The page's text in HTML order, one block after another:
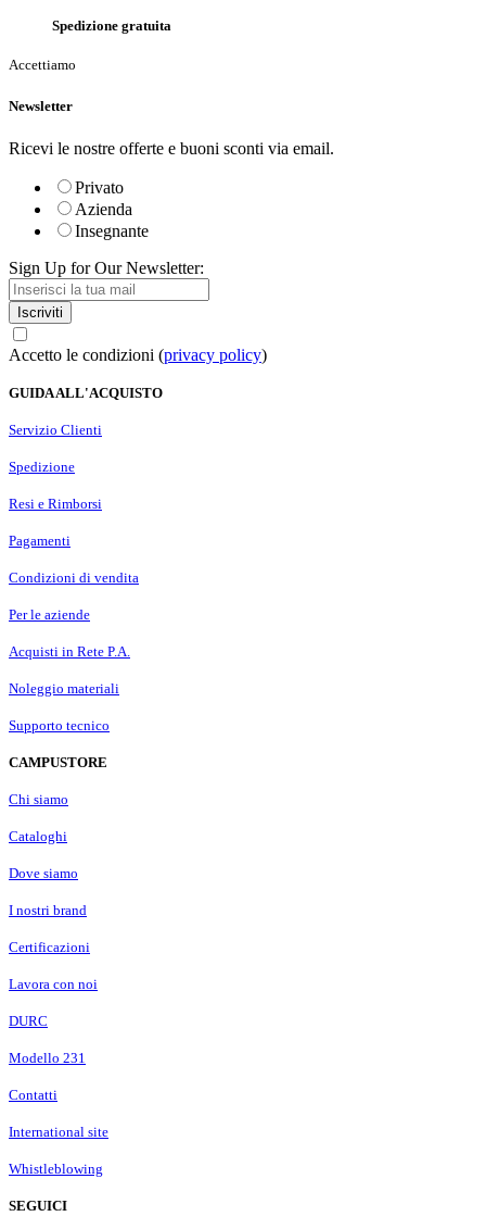
Spedizione gratuita
Accettiamo
Newsletter
Ricevi le nostre offerte e buoni sconti via email.
Privato
Azienda
Insegnante
Sign Up for Our Newsletter:
Iscriviti
Accetto le condizioni (privacy policy)
GUIDA ALL'ACQUISTO
Servizio Clienti
Spedizione
Resi e Rimborsi
Pagamenti
Condizioni di vendita
Per le aziende
Acquisti in Rete P.A.
Noleggio materiali
Supporto tecnico
CAMPUSTORE
Chi siamo
Cataloghi
Dove siamo
I nostri brand
Certificazioni
Lavora con noi
DURC
Modello 231
Contatti
International site
Whistleblowing
SEGUICI